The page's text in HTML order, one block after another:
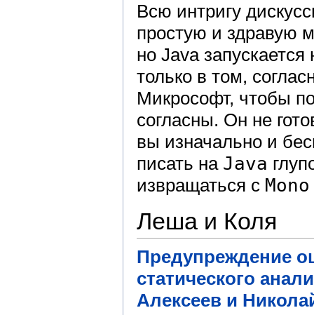
Всю интригу
простую и здравую
но Java
только в том,
Микрософт, чтобы
согласны. Он не
вы изначально и
писать на Java
извращаться c Mono
Леша и Коля
Предупреждение
статического
Алексеев и